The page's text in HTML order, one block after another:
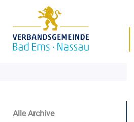
Alle Archive